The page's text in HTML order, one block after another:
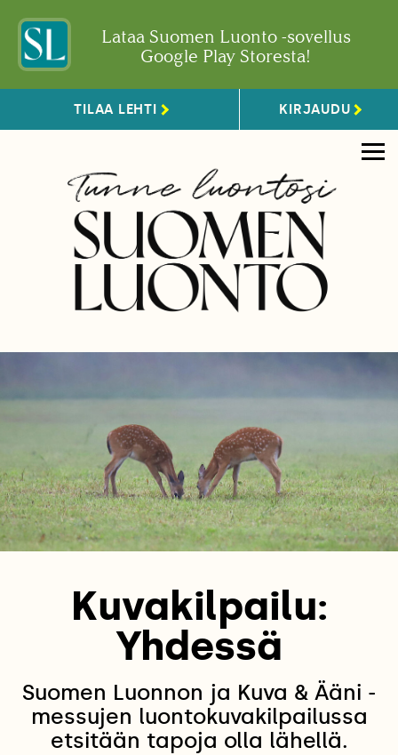
Lataa Suomen Luonto -sovellus
Google Play Storesta!
TILAA LEHTI KIRJAUDU
Kuvakilpailu:
Yhdessä
Suomen Luonnon ja Kuva & Ääni -
messujen luontokuvakilpailussa
etsitään tapoja olla lähellä.